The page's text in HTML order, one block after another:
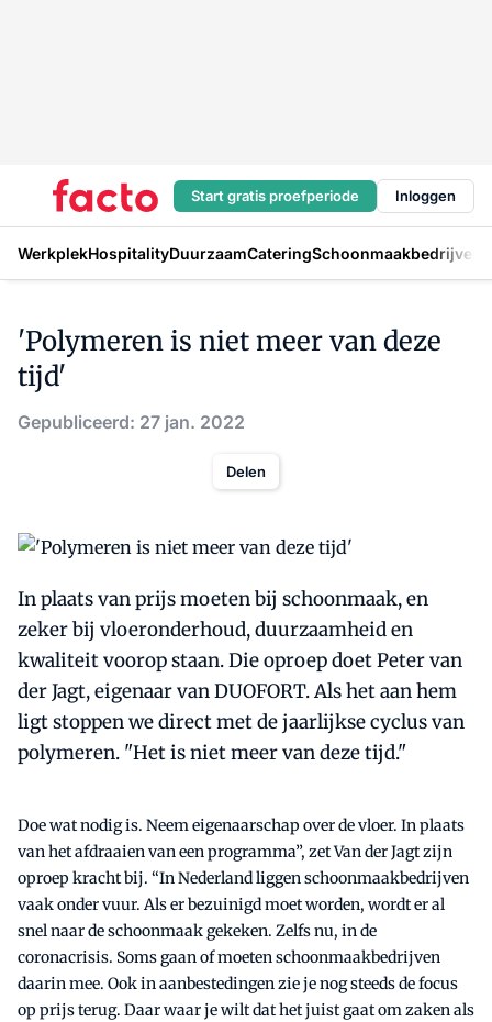
Start gratis proefperiode Inloggen
WerkplekHospitalityDuurzaamCateringSchoonmaakbedrijven
'Polymeren is niet meer van deze
tijd'
Gepubliceerd: 27 jan. 2022
Delen
In plaats van prijs moeten bij schoonmaak, en
zeker bij vloeronderhoud, duurzaamheid en
kwaliteit voorop staan. Die oproep doet Peter van
der Jagt, eigenaar van DUOFORT. Als het aan hem
ligt stoppen we direct met de jaarlijkse cyclus van
polymeren. "Het is niet meer van deze tijd."
Doe wat nodig is. Neem eigenaarschap over de vloer. In plaats
van het afdraaien van een programma”, zet Van der Jagt zijn
oproep kracht bij. “In Nederland liggen schoonmaakbedrijven
vaak onder vuur. Als er bezuinigd moet worden, wordt er al
snel naar de schoonmaak gekeken. Zelfs nu, in de
coronacrisis. Soms gaan of moeten schoonmaakbedrijven
daarin mee. Ook in aanbestedingen zie je nog steeds de focus
op prijs terug. Daar waar je wilt dat het juist gaat om zaken als